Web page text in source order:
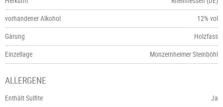
vorhandener Alkohol
12% vol
Gärung
Holzfass
Einzellage
Monzernheimer Steinböhl
ALLERGENE
Enthält Sulfite Ja